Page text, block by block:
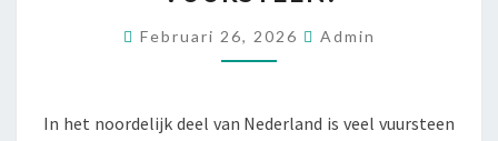
VUURSTEEN!
Februari 26, 2026 Admin
In het noordelijk deel van Nederland is veel vuursteen